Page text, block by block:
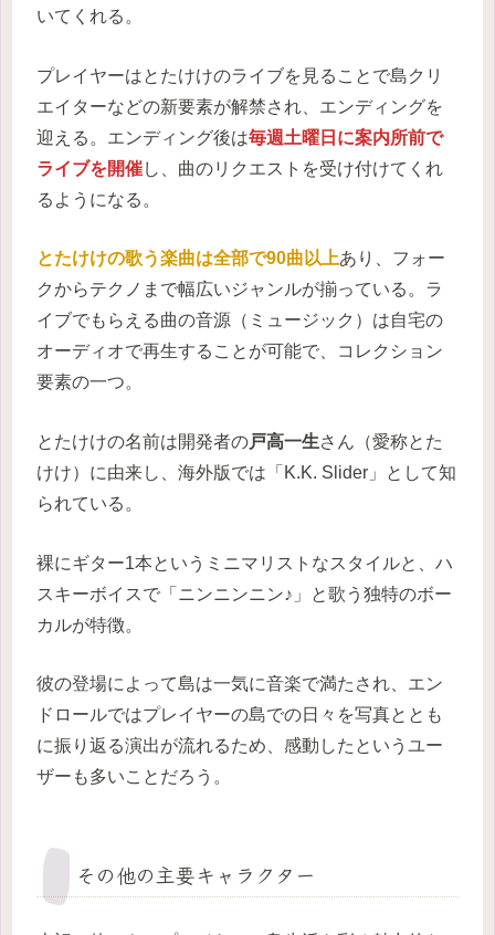
いてくれる。
プレイヤーはとたけけのライブを見ることで島クリ
エイターなどの新要素が解禁され、エンディングを
迎える。エンディング後は毎週土曜日に案内所前で
ライブを開催し、曲のリクエストを受け付けてくれ
るようになる。
とたけけの歌う楽曲は全部で90曲以上あり、フォー
クからテクノまで幅広いジャンルが揃っている。ラ
イブでもらえる曲の音源（ミュージック）は自宅の
オーディオで再生することが可能で、コレクション
要素の一つ。
とたけけの名前は開発者の戸高一生さん（愛称とた
けけ）に由来し、海外版では「K.K. Slider」として知
られている。
裸にギター1本というミニマリストなスタイルと、ハ
スキーボイスで「ニンニンニン♪」と歌う独特のボー
カルが特徴。
彼の登場によって島は一気に音楽で満たされ、エン
ドロールではプレイヤーの島での日々を写真ととも
に振り返る演出が流れるため、感動したというユー
ザーも多いことだろう。
その他の主要キャラクター